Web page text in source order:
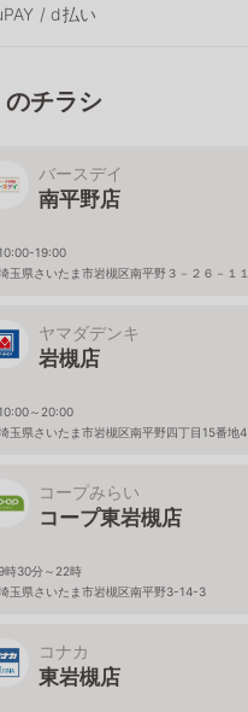
/ d払い
チラシ
バースデイ
南平野店
19:00
玉県さいたま市岩槻区南平野３－２６－１１
ヤマダデンキ
岩槻店
～20:00
玉県さいたま市岩槻区南平野四丁目15番地4
コープみらい
コープ東岩槻店
時30分～22時
玉県さいたま市岩槻区南平野3-14-3
コナカ
東岩槻店